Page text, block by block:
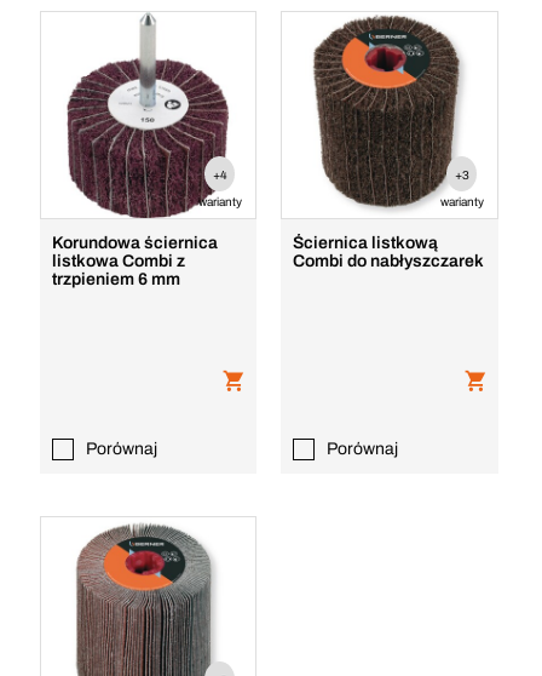
+4
warianty
Korundowa ściernica
listkowa Combi z
trzpieniem 6 mm
Porównaj
+3
warianty
Ściernica listkową
Combi do nabłyszczarek
Porównaj